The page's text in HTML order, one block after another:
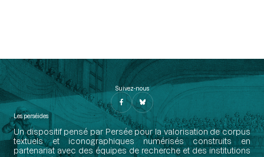
Suivez-nous
Les perséides
Un dispositif pensé par Persée pour la valorisation de corpus
textuels et iconographiques numérisés construits en
partenariat avec des équipes de recherche et des institutions